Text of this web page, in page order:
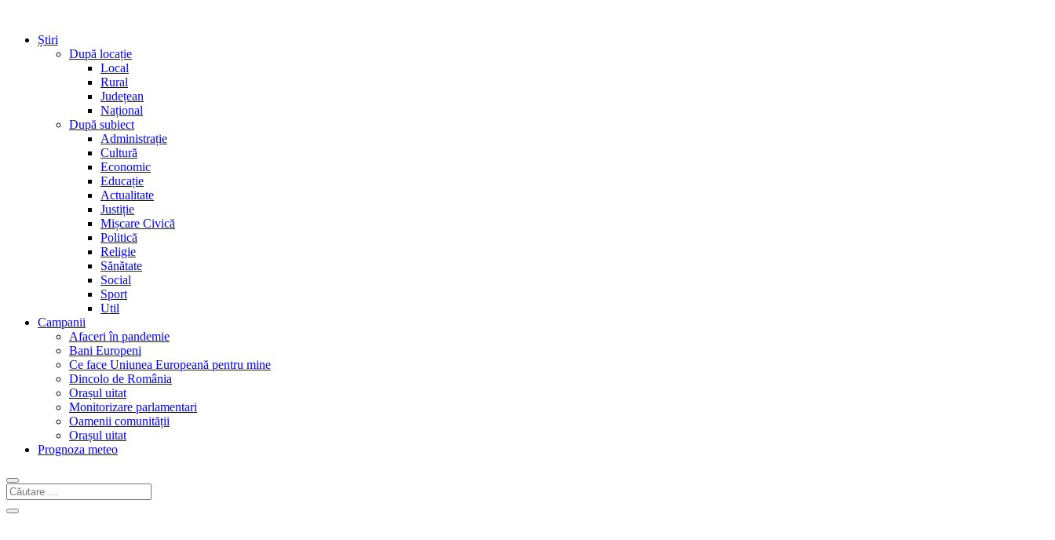
Știri
După locație
Local
Rural
Județean
Național
După subiect
Administrație
Cultură
Economic
Educație
Actualitate
Justiție
Mișcare Civică
Politică
Religie
Sănătate
Social
Sport
Util
Campanii
Afaceri în pandemie
Bani Europeni
Ce face Uniunea Europeană pentru mine
Dincolo de România
Orașul uitat
Monitorizare parlamentari
Oamenii comunității
Orașul uitat
Prognoza meteo